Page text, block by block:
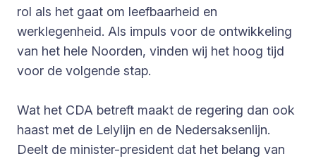
rol als het gaat om leefbaarheid en
werklegenheid. Als impuls voor de ontwikkeling
van het hele Noorden, vinden wij het hoog tijd
voor de volgende stap.
Wat het CDA betreft maakt de regering dan ook
haast met de Lelylijn en de Nedersaksenlijn.
Deelt de minister-president dat het belang van